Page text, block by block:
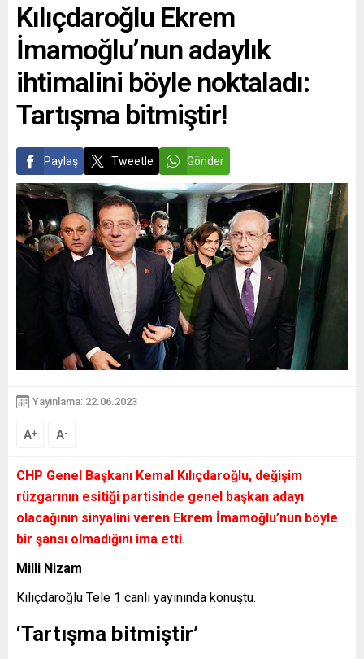
Kılıçdaroğlu Ekrem
İmamoğlu’nun adaylık
ihtimalini böyle noktaladı:
Tartışma bitmiştir!
Paylaş Tweetle Gönder
Yayınlama: 22.06.2023
A+ A-
CHP Genel Başkanı Kemal Kılıçdaroğlu, değişim
rüzgarının esitiği partisinde genel başkan adayı
olacağının sinyalini veren Ekrem İmamoğlu’nun böyle
bir şansı olmadığını ima etti.
Milli Nizam
Kılıçdaroğlu Tele 1 canlı yayınında konuştu.
‘Tartışma bitmiştir’